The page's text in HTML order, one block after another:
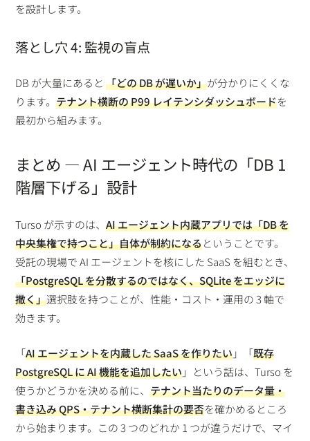
を設計します。
落とし穴 4: 監視の盲点
DB が大量にあると「どの DB が遅いか」が分かりにくくな
ります。テナント横断の P99 レイテンシダッシュボードを
最初から組みます。
まとめ — AI エージェント時代の「DB 1
階層下げる」設計
Turso が示すのは、AI エージェント内蔵アプリでは「DB を
中央集権で持つこと」自体が制約になるということです。
受託の現場で AI エージェントを核にした SaaS を組むとき、
「PostgreSQL を分散するのではなく、SQLite をエッジに
撒く」選択肢を持つことが、性能・コスト・運用の 3 軸で
効きます。
「AI エージェントを内蔵した SaaS を作りたい」「既存
PostgreSQL に AI 機能を追加したい」という話は、Turso を
使うかどうかを決める前に、テナント当たりのデータ量・
書き込み QPS・テナント横断集計の要否を確かめるところ
から始まります。この 3 つのどれか 1 つが違うだけで、マイ